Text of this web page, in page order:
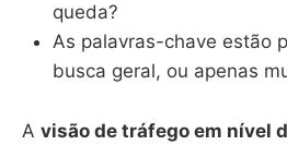
queda?
As palavras-chave estão
busca geral, ou apenas
A visão de tráfego em nível